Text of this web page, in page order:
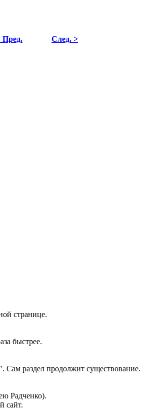
Пред.
След. >
странице.
быстрее.
Сам раздел продолжит существование.
Радченко).
сайт.